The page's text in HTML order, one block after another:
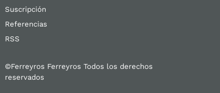
Suscripción
Referencias
RSS
©Ferreyros Ferreyros Todos los derechos
reservados